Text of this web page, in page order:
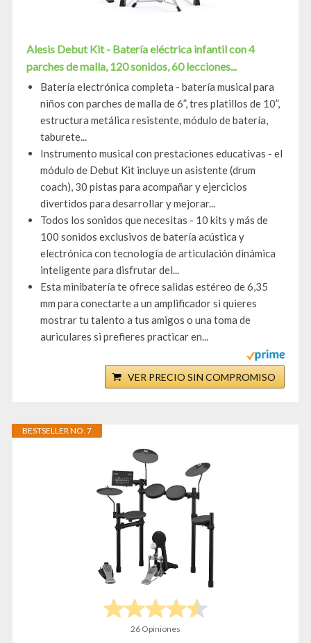
Alesis Debut Kit - Batería eléctrica infantil con 4
parches de malla, 120 sonidos, 60 lecciones...
Batería electrónica completa - batería musical para
niños con parches de malla de 6”, tres platillos de 10”,
estructura metálica resistente, módulo de batería,
taburete...
Instrumento musical con prestaciones educativas - el
módulo de Debut Kit incluye un asistente (drum
coach), 30 pistas para acompañar y ejercicios
divertidos para desarrollar y mejorar...
Todos los sonidos que necesitas - 10 kits y más de
100 sonidos exclusivos de batería acústica y
electrónica con tecnología de articulación dinámica
inteligente para disfrutar del...
Esta minibatería te ofrece salidas estéreo de 6,35
mm para conectarte a un amplificador si quieres
mostrar tu talento a tus amigos o una toma de
auriculares si prefieres practicar en...
VER PRECIO SIN COMPROMISO
BESTSELLER NO. 7
26 Opiniones